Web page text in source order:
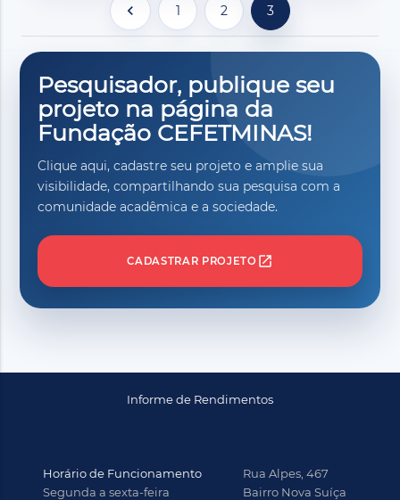
chevron_left 1 2 3
Pesquisador, publique seu
projeto na página da
Fundação CEFETMINAS!
Clique aqui, cadastre seu projeto e amplie sua
visibilidade, compartilhando sua pesquisa com a
comunidade acadêmica e a sociedade.
CADASTRAR PROJETO open_in_new
Informe de Rendimentos
Horário de Funcionamento
Segunda a sexta-feira
Rua Alpes, 467
Bairro Nova Suíça